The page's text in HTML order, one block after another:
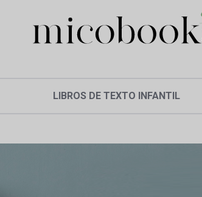
LIBROS DE TEXTO INFANTIL